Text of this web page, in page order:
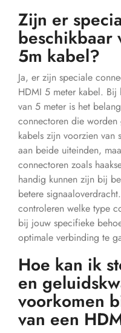
Zijn er
beschikbaar
5m kabel?
Ja, er zijn speciale
HDMI 5 meter kabel. Bij
van 5 meter is het
connectoren die
kabels zijn voorzien van
aan beide uiteinden,
connectoren zoals
handig kunnen zijn bij
betere
controleren welke type
bij jouw specifieke
optimale verbinding te
Hoe kan ik
en
voorkomen
van een